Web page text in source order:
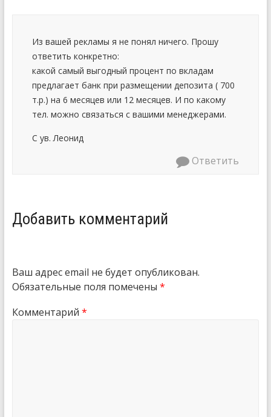
Из вашей рекламы я не понял ничего. Прошу
ответить конкретно:
какой самый выгодный процент по вкладам
предлагает банк при размещении депозита ( 700
т.р.) на 6 месяцев или 12 месяцев. И по какому
тел. можно связаться с вашими менеджерами.
С ув. Леонид
Ответить
Добавить комментарий
Ваш адрес email не будет опубликован.
Обязательные поля помечены *
Комментарий *